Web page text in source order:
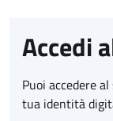
Accedi
Puoi accedere
tua identità